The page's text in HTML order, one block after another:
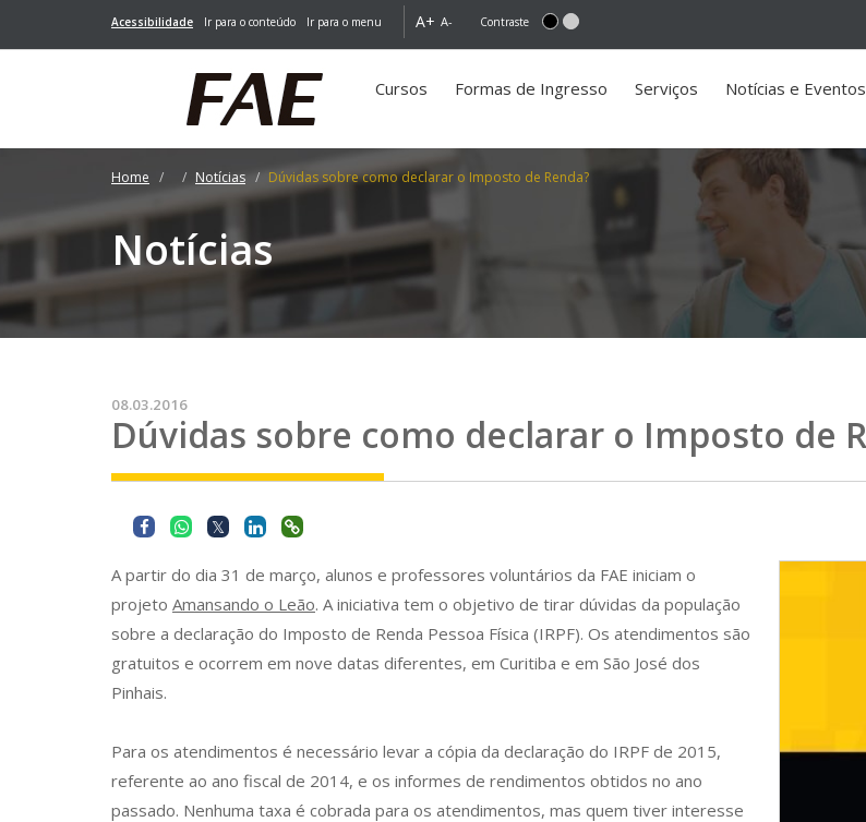
Acessibilidade Ir para o conteúdo Ir para o menu A+ A- Contraste
Cursos Formas de Ingresso Serviços Notícias e Eventos
Home Notícias Dúvidas sobre como declarar o Imposto de Renda?
Notícias
08.03.2016
Dúvidas sobre como declarar o Imposto de
A partir do dia 31 de março, alunos e professores voluntários da FAE iniciam o
projeto Amansando o Leão. A iniciativa tem o objetivo de tirar dúvidas da população
sobre a declaração do Imposto de Renda Pessoa Física (IRPF). Os atendimentos são
gratuitos e ocorrem em nove datas diferentes, em Curitiba e em São José dos
Pinhais.
Para os atendimentos é necessário levar a cópia da declaração do IRPF de 2015,
referente ao ano fiscal de 2014, e os informes de rendimentos obtidos no ano
passado. Nenhuma taxa é cobrada para os atendimentos, mas quem tiver interesse